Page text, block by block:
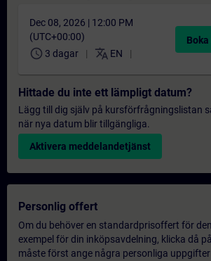
Dec 08, 2026 | 12:00 PM
(UTC+00:00)
schedule 3 dagar translate EN
Hittade du inte ett lämpligt datum?
Lägg till dig själv på kursförfrågningslistan
när nya datum blir tillgängliga.
Aktivera meddelandetjänst
Personlig offert
Om du behöver en standardprisoffert för
exempel för din inköpsavdelning, klicka då
måste först ange några personliga